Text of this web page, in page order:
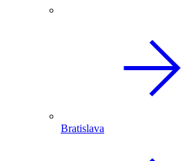
Bratislava